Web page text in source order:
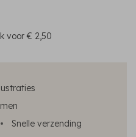
voor€ 2,50
Snelle verzending